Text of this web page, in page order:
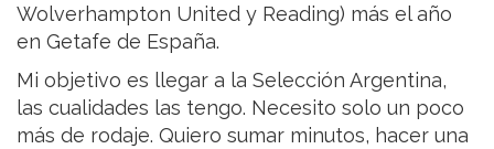
Wolverhampton United y Reading) más el año
en Getafe de España.
Mi objetivo es llegar a la Selección Argentina,
las cualidades las tengo. Necesito solo un poco
más de rodaje. Quiero sumar minutos, hacer una